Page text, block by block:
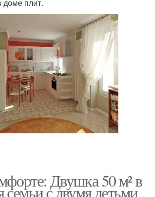
доме плит.
Двушка 50 м² в
семьи с двумя детьми